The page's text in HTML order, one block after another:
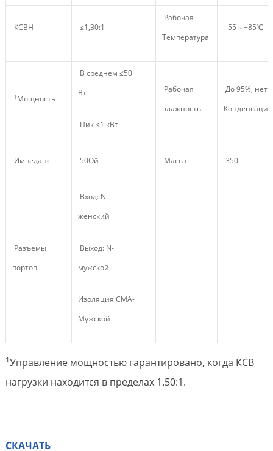
КСВН ≤1,30:1
Рабочая
Температура
-55～+85℃
1 Мощность
В среднем ≤50
Вт
Пик ≤1 кВт
Рабочая
влажность
До 95%, нет-
Конденсация
Импеданс 50Ой Масса 350г
Разъемы
портов
Вход: N-
женский
Выход: N-
мужской
Изоляция:СМА-
Мужской
1Управление мощностью гарантировано, когда КСВ
нагрузки находится в пределах 1.50:1.
СКАЧАТЬ